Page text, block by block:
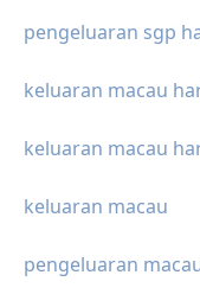
pengeluaran sgp
keluaran macau
keluaran macau
keluaran macau
pengeluaran